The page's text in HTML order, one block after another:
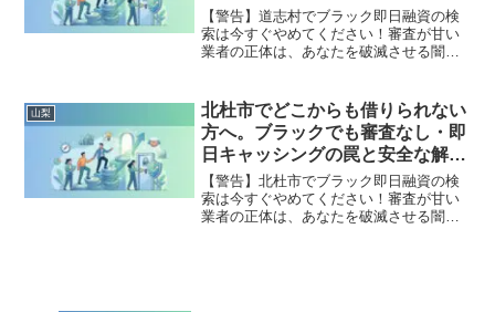
策
【警告】道志村でブラック即日融資の検
索は今すぐやめてください！審査が甘い
業者の正体は、あなたを破滅させる闇金
村で違法業者を避け、借金地獄から抜け
出した方々の実体験と確実な解決策を完
全公開。
山梨
北杜市でどこからも借りられない
方へ。ブラックでも審査なし・即
日キャッシングの罠と安全な解決
策
【警告】北杜市でブラック即日融資の検
索は今すぐやめてください！審査が甘い
業者の正体は、あなたを破滅させる闇金